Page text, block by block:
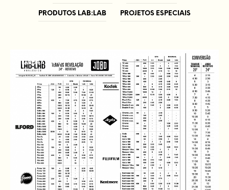
PRODUTOS LAB:LAB PROJETOS ESPECIAIS
LABORATÓRIO